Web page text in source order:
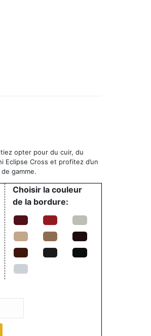
opter pour du cuir, du
Eclipse Cross et profitez d’un
gamme.
Choisir la couleur
de la bordure: